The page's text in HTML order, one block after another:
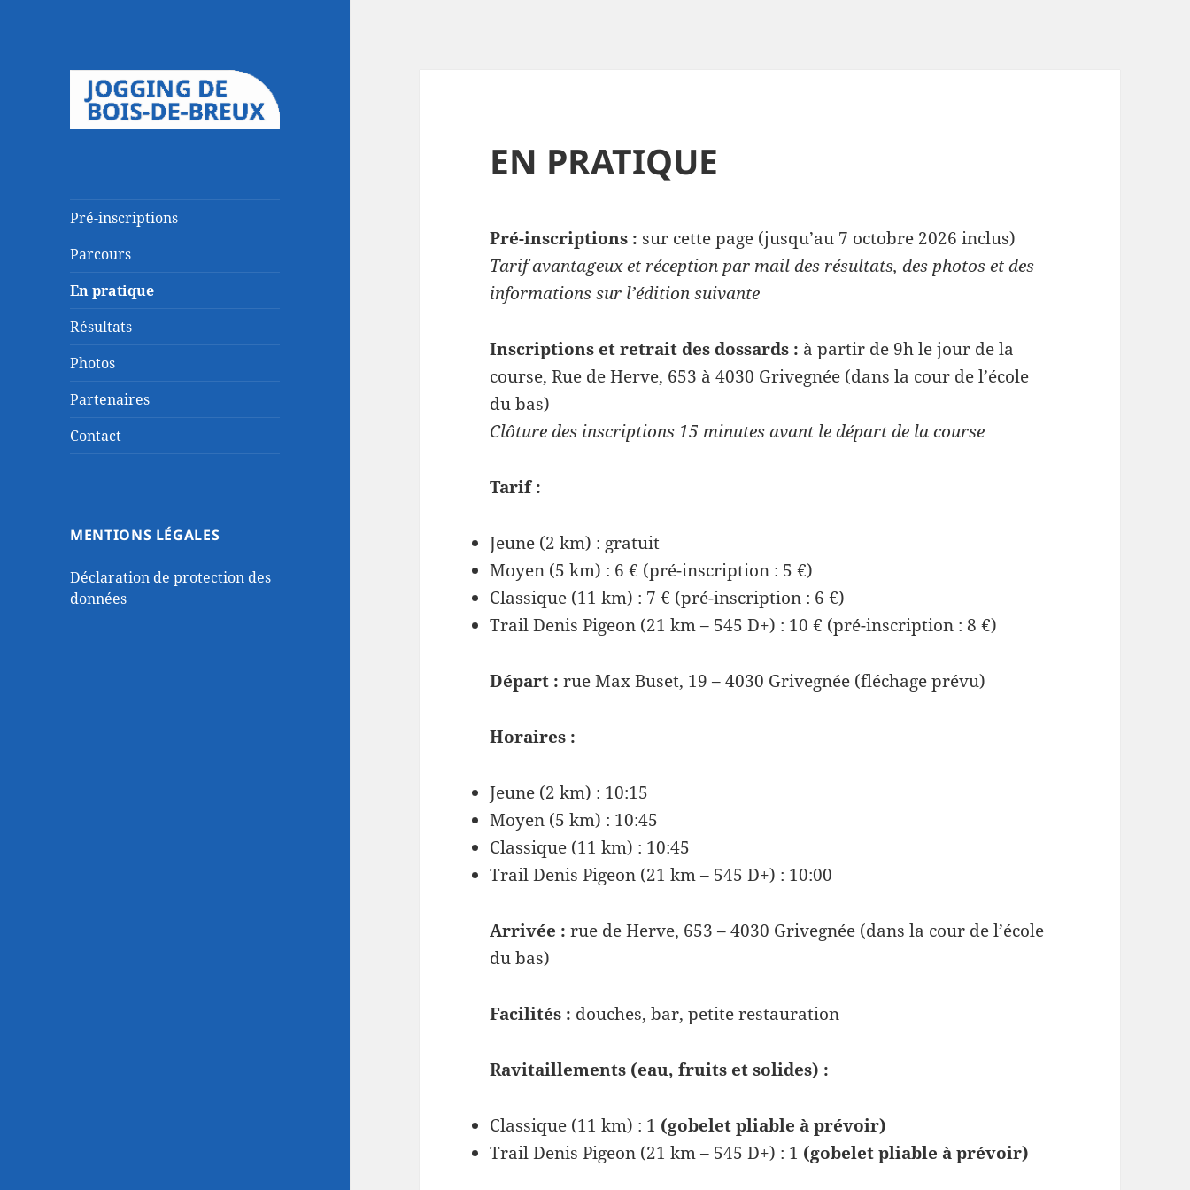
Pré-inscriptions
Parcours
En pratique
Résultats
Photos
Partenaires
Contact
MENTIONS LÉGALES
Déclaration de protection des
données
EN PRATIQUE
Pré-inscriptions : sur cette page (jusqu’au 7 octobre 2026 inclus)
Tarif avantageux et réception par mail des résultats, des photos et des
informations sur l’édition suivante
Inscriptions et retrait des dossards : à partir de 9h le jour de la
course, Rue de Herve, 653 à 4030 Grivegnée (dans la cour de l’école
du bas)
Clôture des inscriptions 15 minutes avant le départ de la course
Tarif :
Jeune (2 km) : gratuit
Moyen (5 km) : 6 € (pré-inscription : 5 €)
Classique (11 km) : 7 € (pré-inscription : 6 €)
Trail Denis Pigeon (21 km – 545 D+) : 10 € (pré-inscription : 8 €)
Départ :rue Max Buset, 19 – 4030 Grivegnée (fléchage prévu)
Horaires :
Jeune (2 km) : 10:15
Moyen (5 km) : 10:45
Classique (11 km) : 10:45
Trail Denis Pigeon (21 km – 545 D+) : 10:00
Arrivée : rue de Herve, 653 – 4030 Grivegnée (dans la cour de l’école
du bas)
Facilités : douches, bar, petite restauration
Ravitaillements (eau, fruits et solides) :
Classique (11 km) : 1 (gobelet pliable à prévoir)
Trail Denis Pigeon (21 km – 545 D+) : 1 (gobelet pliable à prévoir)